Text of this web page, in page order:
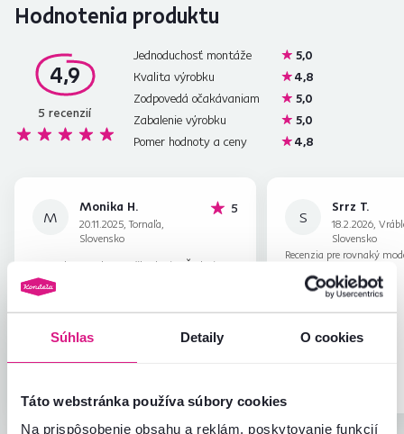
Súhlas Detaily O cookies
Táto webstránka používa súbory cookies
Na prispôsobenie obsahu a reklám, poskytovanie funkcií
Hodnotenia produktu
4,9
5 recenzií
Jednoduchosť montáže
5,0
Kvalita výrobku
4,8
Zodpovedá očakávaniam
5,0
Zabalenie výrobku
5,0
Pomer hodnoty a ceny
4,8
M
Monika H.
20.11.2025, Tornaľa,
Slovensko
5hviezdičiek
Dostala som bez poškodenia. Ďakujem
Vám.
Recenzia pre rovnaký model, avšak v inom
prevedení .
S
Srrz T.
18.2.2026,
Slovensko
Recenzia pre rovnaký
prevedení